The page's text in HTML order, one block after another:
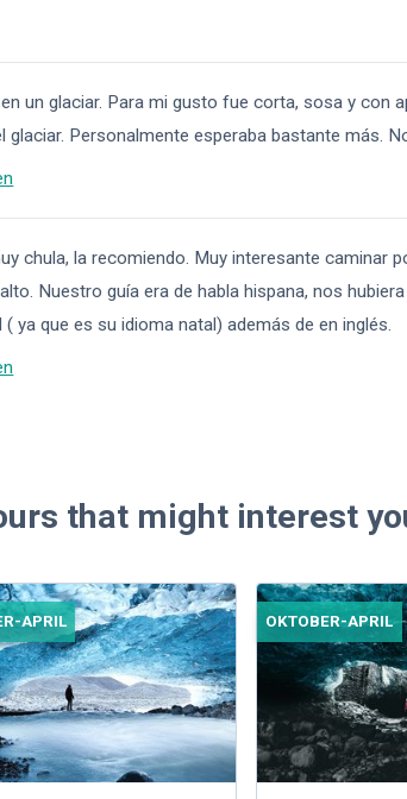
un glaciar. Para mi gusto fue corta, sosa y con
Personalmente esperaba bastante más.
chula, la recomiendo. Muy interesante caminar
Nuestro guía era de habla hispana, nos
ya que es su idioma natal) además de en inglés.
that might interest
APRIL OKTOBER-APRIL